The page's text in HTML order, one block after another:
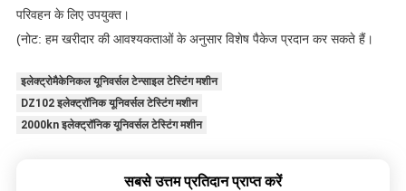
परिवहन के लिए उपयुक्त।
(नोट: हम खरीदार की आवश्यकताओं के अनुसार विशेष पैकेज प्रदान कर सकते हैं।
इलेक्ट्रोमैकेनिकल यूनिवर्सल टेन्साइल टेस्टिंग मशीन
DZ102 इलेक्ट्रॉनिक यूनिवर्सल टेस्टिंग मशीन
2000kn इलेक्ट्रॉनिक यूनिवर्सल टेस्टिंग मशीन
सबसे उत्तम प्रतिदान प्राप्त करें